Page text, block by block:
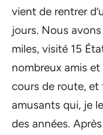
vient de rentrer
jours. Nous
miles, visité 15
nombreux amis
cours de route,
amusants qui, je
des années.